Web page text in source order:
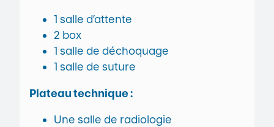
1 salle d’attente
2 box
1 salle de déchoquage
1 salle de suture
Plateau technique :
Une salle de radiologie